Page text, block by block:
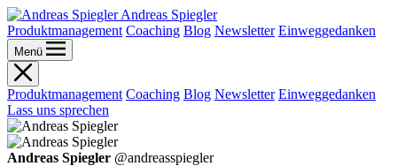
Andreas Spiegler
Produktmanagement Coaching Blog Newsletter Einweggedanken
Menü
Produktmanagement Coaching Blog Newsletter Einweggedanken
Lass uns sprechen
Andreas Spiegler @andreasspiegler